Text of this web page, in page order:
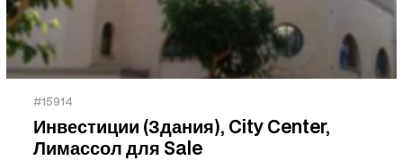
#15914
Инвестиции (Здания), City Center,
Лимассол для Sale